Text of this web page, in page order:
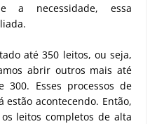
a necessidade, essa
até 350 leitos, ou seja,
abrir outros mais até
Esses processos de
acontecendo. Então,
leitos completos de alta